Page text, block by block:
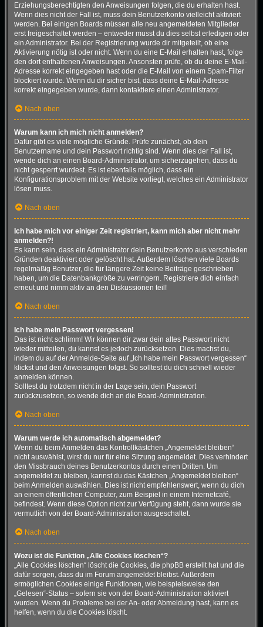
Erziehungsberechtigten den Anweisungen folgen, die du erhalten hast.
Wenn dies nicht der Fall ist, muss dein Benutzerkonto vielleicht aktiviert
werden. Bei einigen Boards müssen alle neu angemeldeten Mitglieder
erst freigeschaltet werden – entweder musst du dies selbst erledigen oder
ein Administrator. Bei der Registrierung wurde dir mitgeteilt, ob eine
Aktivierung nötig ist oder nicht. Wenn du eine E-Mail erhalten hast, folge
den dort enthaltenen Anweisungen. Ansonsten prüfe, ob du deine E-Mail-
Adresse korrekt eingegeben hast oder die E-Mail von einem Spam-Filter
blockiert wurde. Wenn du dir sicher bist, dass deine E-Mail-Adresse
korrekt eingegeben wurde, dann kontaktiere einen Administrator.
Nach oben
Warum kann ich mich nicht anmelden?
Dafür gibt es viele mögliche Gründe. Prüfe zunächst, ob dein
Benutzername und dein Passwort richtig sind. Wenn dies der Fall ist,
wende dich an einen Board-Administrator, um sicherzugehen, dass du
nicht gesperrt wurdest. Es ist ebenfalls möglich, dass ein
Konfigurationsproblem mit der Website vorliegt, welches ein Administrator
lösen muss.
Nach oben
Ich habe mich vor einiger Zeit registriert, kann mich aber nicht mehr
anmelden?!
Es kann sein, dass ein Administrator dein Benutzerkonto aus verschieden
Gründen deaktiviert oder gelöscht hat. Außerdem löschen viele Boards
regelmäßig Benutzer, die für längere Zeit keine Beiträge geschrieben
haben, um die Datenbankgröße zu verringern. Registriere dich einfach
erneut und nimm aktiv an den Diskussionen teil!
Nach oben
Ich habe mein Passwort vergessen!
Das ist nicht schlimm! Wir können dir zwar dein altes Passwort nicht
wieder mitteilen, du kannst es jedoch zurücksetzen. Dies machst du,
indem du auf der Anmelde-Seite auf „Ich habe mein Passwort vergessen“
klickst und den Anweisungen folgst. So solltest du dich schnell wieder
anmelden können.
Solltest du trotzdem nicht in der Lage sein, dein Passwort
zurückzusetzen, so wende dich an die Board-Administration.
Nach oben
Warum werde ich automatisch abgemeldet?
Wenn du beim Anmelden das Kontrollkästchen „Angemeldet bleiben“
nicht auswählst, wirst du nur für eine Sitzung angemeldet. Dies verhindert
den Missbrauch deines Benutzerkontos durch einen Dritten. Um
angemeldet zu bleiben, kannst du das Kästchen „Angemeldet bleiben“
beim Anmelden auswählen. Dies ist nicht empfehlenswert, wenn du dich
an einem öffentlichen Computer, zum Beispiel in einem Internetcafé,
befindest. Wenn diese Option nicht zur Verfügung steht, dann wurde sie
vermutlich von der Board-Administration ausgeschaltet.
Nach oben
Wozu ist die Funktion „Alle Cookies löschen“?
„Alle Cookies löschen“ löscht die Cookies, die phpBB erstellt hat und die
dafür sorgen, dass du im Forum angemeldet bleibst. Außerdem
ermöglichen Cookies einige Funktionen, wie beispielsweise den
„Gelesen“-Status – sofern sie von der Board-Administration aktiviert
wurden. Wenn du Probleme bei der An- oder Abmeldung hast, kann es
helfen, wenn du die Cookies löscht.